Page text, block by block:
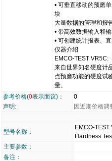
• 可垂直移动的预磨
块
大量数据的管理和报
• 带高效数据输入和
• 可创建统计报表、
仪器介绍
EMCO-TEST VR5C:
来自世界知名硬度计
点预磨功能的硬度试
量。
参考价格(0表示面议)：
0
声明:
因近期价格调
型号名称：
EMCO-
Hardness
主要参数：
备注：